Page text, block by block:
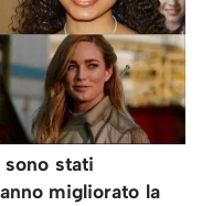
stati
migliorato la